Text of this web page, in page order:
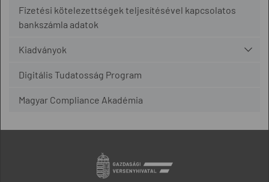
Fizetési kötelezettségek teljesítésével kapcsolatos
bankszámla adatok
Kiadványok
Digitális Tudatosság Program
Magyar Compliance Akadémia